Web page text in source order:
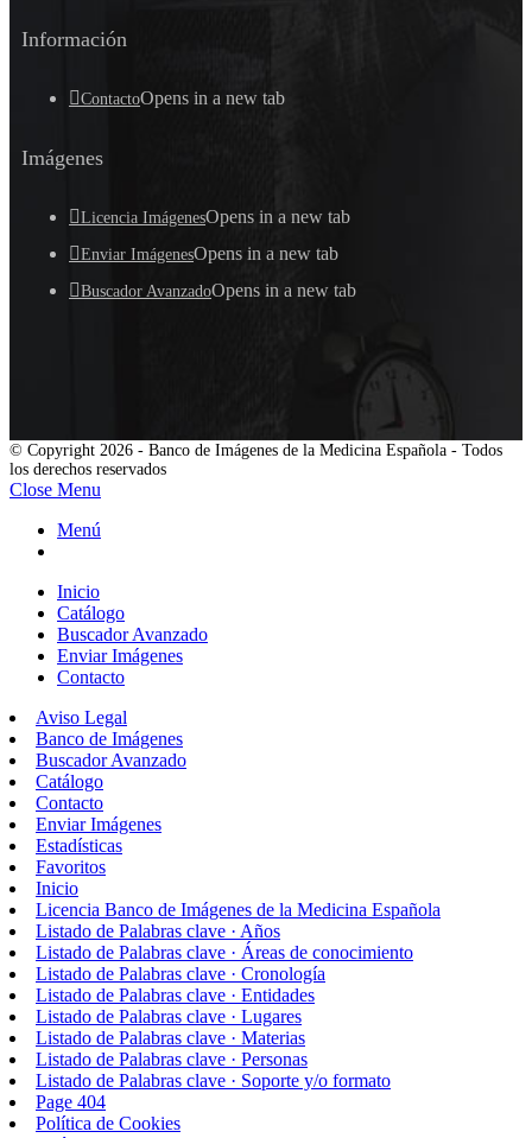
Información
ContactoOpens in a new tab
Imágenes
Licencia ImágenesOpens in a new tab
Enviar ImágenesOpens in a new tab
Buscador AvanzadoOpens in a new tab
© Copyright 2026 - Banco de Imágenes de la Medicina Española - Todos
los derechos reservados
Close Menu
Menú
Inicio
Catálogo
Buscador Avanzado
Enviar Imágenes
Contacto
Aviso Legal
Banco de Imágenes
Buscador Avanzado
Catálogo
Contacto
Enviar Imágenes
Estadísticas
Favoritos
Inicio
Licencia Banco de Imágenes de la Medicina Española
Listado de Palabras clave · Años
Listado de Palabras clave · Áreas de conocimiento
Listado de Palabras clave · Cronología
Listado de Palabras clave · Entidades
Listado de Palabras clave · Lugares
Listado de Palabras clave · Materias
Listado de Palabras clave · Personas
Listado de Palabras clave · Soporte y/o formato
Page 404
Política de Cookies